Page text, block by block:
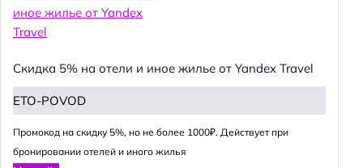
Скидка 5% на отели и иное жилье от Yandex Travel
ETO-POVOD
Промокод на скидку 5%, но не более 1000₽. Действует при
бронировании отелей и иного жилья